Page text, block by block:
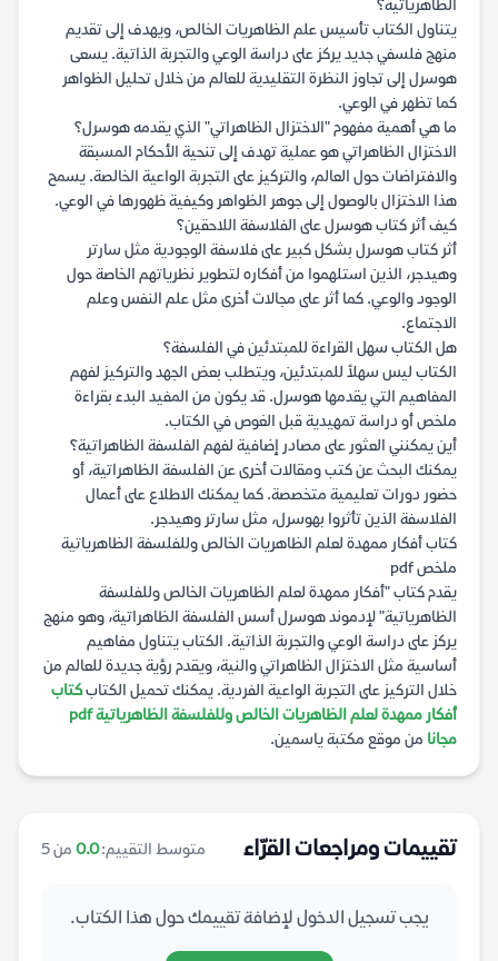
الظاهرياتية؟
يتناول الكتاب تأسيس علم الظاهريات الخالص، ويهدف إلى تقديم
منهج فلسفي جديد يركز على دراسة الوعي والتجربة الذاتية. يسعى
هوسرل إلى تجاوز النظرة التقليدية للعالم من خلال تحليل الظواهر
كما تظهر في الوعي.
ما هي أهمية مفهوم "الاختزال الظاهراتي" الذي يقدمه هوسرل؟
الاختزال الظاهراتي هو عملية تهدف إلى تنحية الأحكام المسبقة
والافتراضات حول العالم، والتركيز على التجربة الواعية الخالصة. يسمح
هذا الاختزال بالوصول إلى جوهر الظواهر وكيفية ظهورها في الوعي.
كيف أثر كتاب هوسرل على الفلاسفة اللاحقين؟
أثر كتاب هوسرل بشكل كبير على فلاسفة الوجودية مثل سارتر
وهيدجر، الذين استلهموا من أفكاره لتطوير نظرياتهم الخاصة حول
الوجود والوعي. كما أثر على مجالات أخرى مثل علم النفس وعلم
الاجتماع.
هل الكتاب سهل القراءة للمبتدئين في الفلسفة؟
الكتاب ليس سهلاً للمبتدئين، ويتطلب بعض الجهد والتركيز لفهم
المفاهيم التي يقدمها هوسرل. قد يكون من المفيد البدء بقراءة
ملخص أو دراسة تمهيدية قبل الغوص في الكتاب.
أين يمكنني العثور على مصادر إضافية لفهم الفلسفة الظاهراتية؟
يمكنك البحث عن كتب ومقالات أخرى عن الفلسفة الظاهراتية، أو
حضور دورات تعليمية متخصصة. كما يمكنك الاطلاع على أعمال
الفلاسفة الذين تأثروا بهوسرل، مثل سارتر وهيدجر.
كتاب أفكار ممهدة لعلم الظاهريات الخالص وللفلسفة الظاهرياتية
ملخص pdf
يقدم كتاب "أفكار ممهدة لعلم الظاهريات الخالص وللفلسفة
الظاهرياتية" لإدموند هوسرل أسس الفلسفة الظاهراتية، وهو منهج
يركز على دراسة الوعي والتجربة الذاتية. الكتاب يتناول مفاهيم
أساسية مثل الاختزال الظاهراتي والنية، ويقدم رؤية جديدة للعالم من
خلال التركيز على التجربة الواعية الفردية. يمكنك تحميل الكتابكتاب
أفكار ممهدة لعلم الظاهريات الخالص وللفلسفة الظاهرياتية pdf
مجانا من موقع مكتبة ياسمين.
تقييمات ومراجعات القرّاء متوسط التقييم:0.0 من 5
يجب تسجيل الدخول لإضافة تقييمك حول هذا الكتاب.